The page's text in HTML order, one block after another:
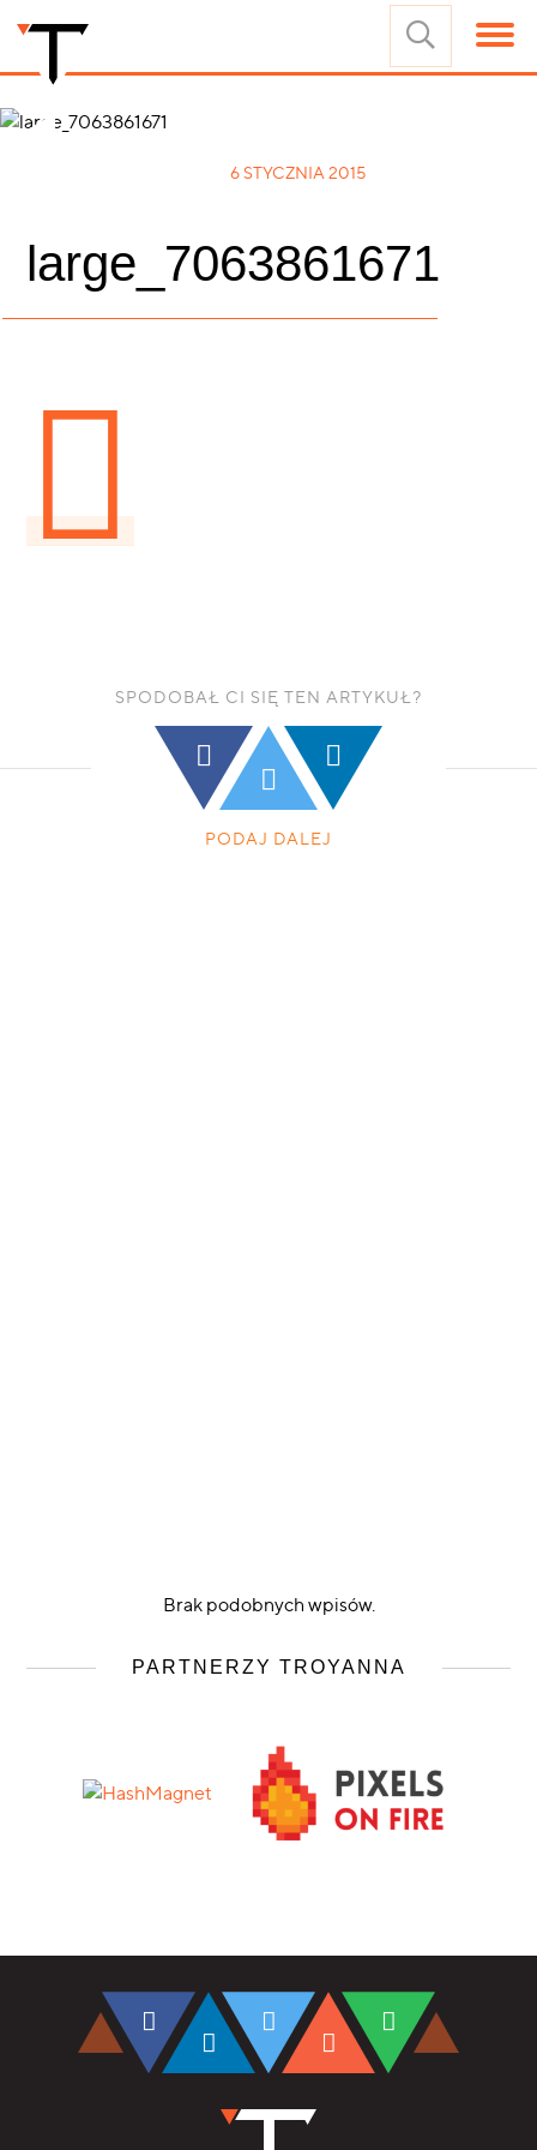
6 STYCZNIA 2015
large_7063861671
SPODOBAŁ CI SIĘ TEN ARTYKUŁ?
PODAJ DALEJ
Brak podobnych wpisów.
PARTNERZY TROYANNA